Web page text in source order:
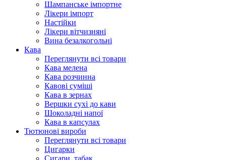
Шампанське імпортне
Лікери імпорт
Настійки
Лікери вітчизняні
Вина безалкогольні
Кава
Переглянути всі товари
Кава мелена
Кава розчинна
Кавові суміші
Кава в зернах
Вершки сухі до кави
Шоколадні напої
Кава в капсулах
Тютюнові вироби
Переглянути всі товари
Цигарки
Сигари, табак